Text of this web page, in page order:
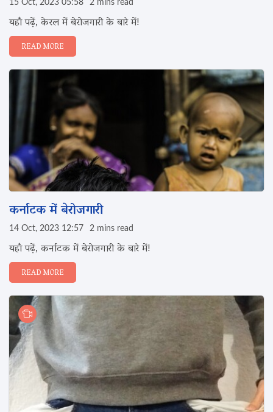
15 Oct, 2023 05:58 2 mins read
यहाँ पढ़ें, केरल में बेरोजगारी के बारे में!
READ MORE
कर्नाटक में बेरोजगारी
14 Oct, 2023 12:57 2 mins read
यहाँ पढ़ें, कर्नाटक में बेरोजगारी के बारे में!
READ MORE